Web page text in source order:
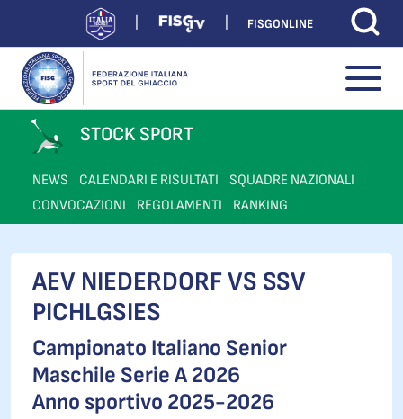
FISGONLINE
STOCK SPORT
NEWS CALENDARI E RISULTATI
SQUADRE NAZIONALI
CONVOCAZIONI
REGOLAMENTI RANKING
AEV NIEDERDORF VS SSV
PICHLGSIES
Campionato Italiano Senior
Maschile Serie A 2026
Anno sportivo 2025-2026